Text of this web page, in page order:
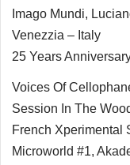
Imago Mundi,
Venezzia – Italy
25 Years
Voices Of
Session In The
French Xperimental
Microworld #1,